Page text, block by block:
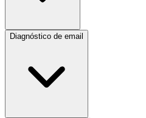
Diagnóstico de email